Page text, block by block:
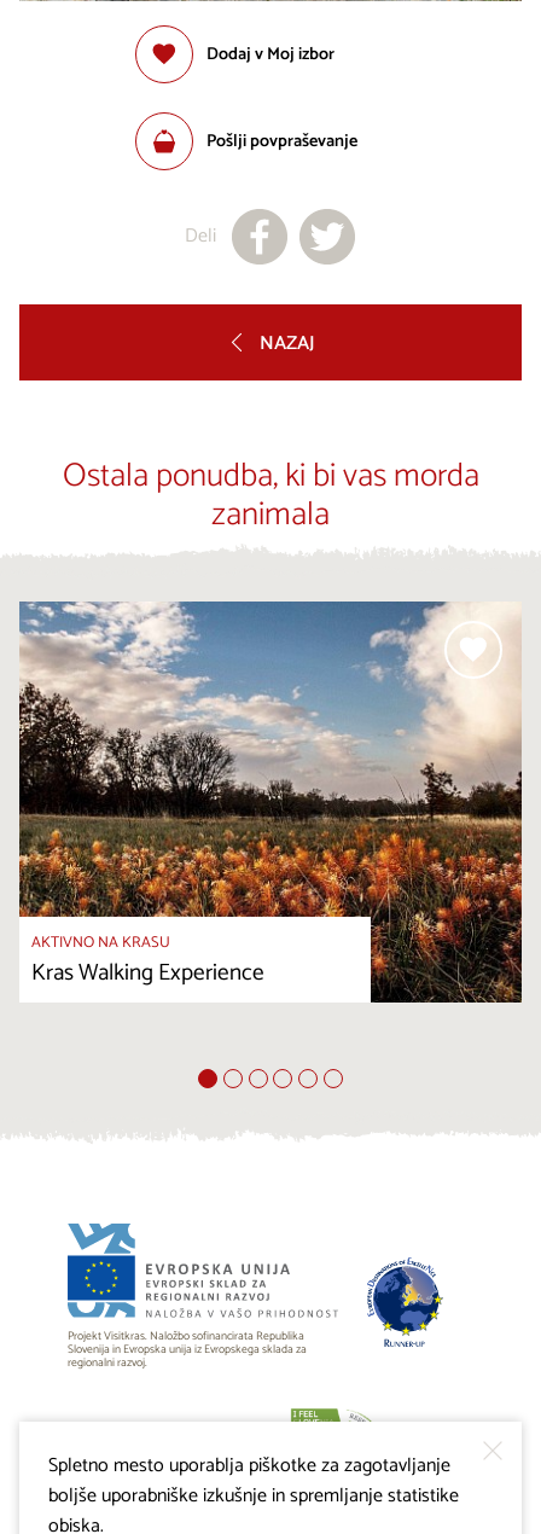
Dodaj v Moj izbor
Pošlji povpraševanje
Deli
NAZAJ
Ostala ponudba, ki bi vas morda
zanimala
AKTIVNO NA KRASU
Kras Walking Experience
Projekt Visitkras. Naložbo sofinancirata Republika
Slovenija in Evropska unija iz Evropskega sklada za
regionalni razvoj.
Spletno mesto uporablja piškotke za zagotavljanje
boljše uporabniške izkušnje in spremljanje statistike
obiska.